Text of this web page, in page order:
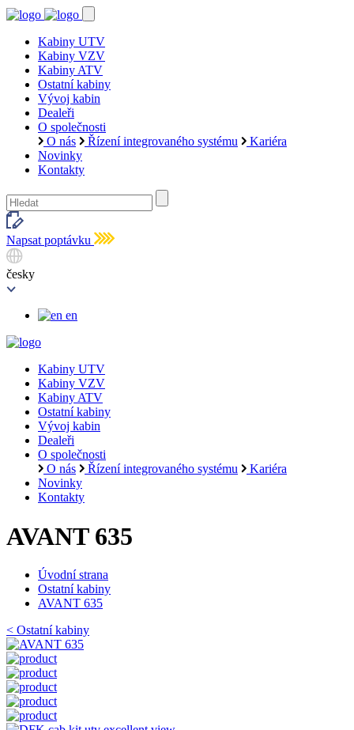
Kabiny UTV
Kabiny VZV
Kabiny ATV
Ostatní kabiny
Vývoj kabin
Dealeři
O společnosti
O nás
Řízení integrovaného systému
Kariéra
Novinky
Kontakty
Napsat poptávku
česky
en
Kabiny UTV
Kabiny VZV
Kabiny ATV
Ostatní kabiny
Vývoj kabin
Dealeři
O společnosti
O nás
Řízení integrovaného systému
Kariéra
Novinky
Kontakty
AVANT 635
Úvodní strana
Ostatní kabiny
AVANT 635
< Ostatní kabiny